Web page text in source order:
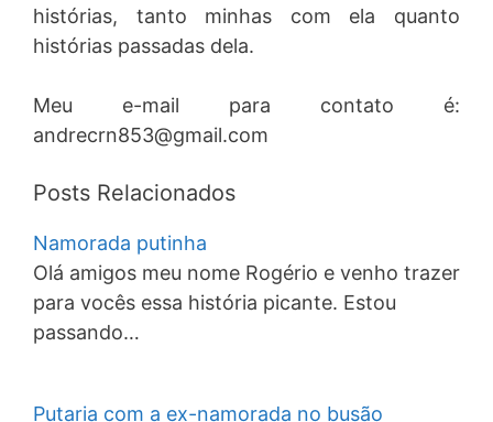
histórias, tanto minhas com ela quanto
histórias passadas dela.
Meu e-mail para contato é:
andrecrn853@gmail.com
Posts Relacionados
Namorada putinha
Olá amigos meu nome Rogério e venho trazer
para vocês essa história picante. Estou
passando…
Putaria com a ex-namorada no busão